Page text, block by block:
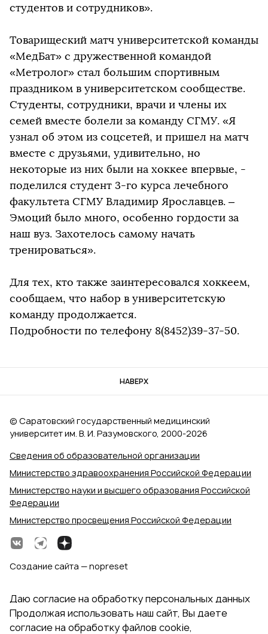
студентов и сотрудников».
Товарищеский матч университетской команды
«МедБат» с дружественной командой
«Метролог» стал большим спортивным
праздником в университетском сообществе.
Студенты, сотрудники, врачи и члены их
семей вместе болели за команду СГМУ. «Я
узнал об этом из соцсетей, и пришел на матч
вместе с друзьями, удивительно, но
некоторые из них были на хоккее впервые, -
поделился студент 3-го курса лечебного
факультета СГМУ Владимир Ярославцев. –
Эмоций было много, особенно гордости за
наш вуз. Захотелось самому начать
тренироваться».
Для тех, кто также заинтересовался хоккеем,
сообщаем, что набор в университетскую
команду продолжается.
Подробности по телефону 8(8452)39-37-50.
НАВЕРХ
Сведения об образовательной организации
Министерство здравоохранения Российской Федерации
Министерство науки и высшего образования Российской
Федерации
Министерство просвещения Российской Федерации
© Саратовский государственный медицинский
университет им. В. И. Разумовского, 2000‑2026
Создание сайта — nopreset
Даю согласие на обработку персональных данных
Продолжая использовать наш сайт, Вы даете
согласие на обработку файлов cookie,